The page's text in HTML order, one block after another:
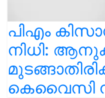
പിഎം
നിധി:
കെവൈസി